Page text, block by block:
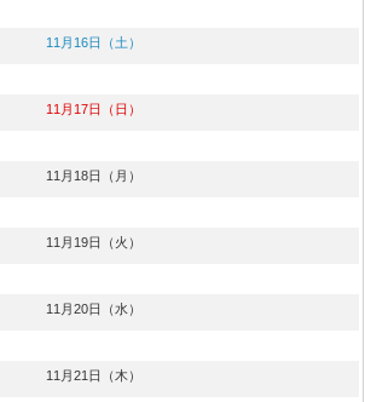
11月16日（土）
11月17日（日）
11月18日（月）
11月19日（火）
11月20日（水）
11月21日（木）